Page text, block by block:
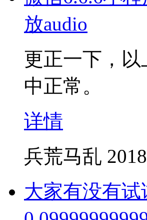
放audio
更正一下，以
中正常。
详情
兵荒马乱
大家有没有